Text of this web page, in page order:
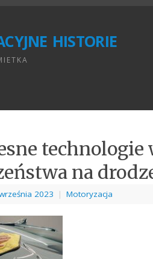
historie
technologie
na
2023 | Motoryzacja